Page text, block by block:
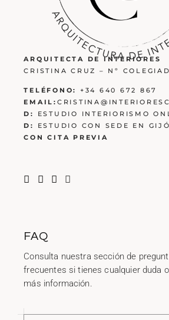
ARQUITECTA DE INTERIORES
CRISTINA CRUZ – Nº
TELÉFONO:
+34 640 672 867
EMAIL:
D:
ESTUDIO INTERIORISMO
D:
ESTUDIO CON SEDE EN
CON CITA PREVIA
FAQ
Consulta nuestra sección de
frecuentes si tienes cualquier duda
más información.